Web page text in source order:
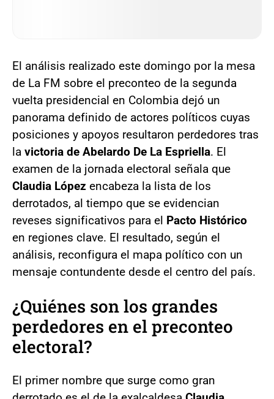
El análisis realizado este domingo por la mesa
de La FM sobre el preconteo de la segunda
vuelta presidencial en Colombia dejó un
panorama definido de actores políticos cuyas
posiciones y apoyos resultaron perdedores tras
la victoria de Abelardo De La Espriella. El
examen de la jornada electoral señala que
Claudia López encabeza la lista de los
derrotados, al tiempo que se evidencian
reveses significativos para el Pacto Histórico
en regiones clave. El resultado, según el
análisis, reconfigura el mapa político con un
mensaje contundente desde el centro del país.
¿Quiénes son los grandes
perdedores en el preconteo
electoral?
El primer nombre que surge como gran